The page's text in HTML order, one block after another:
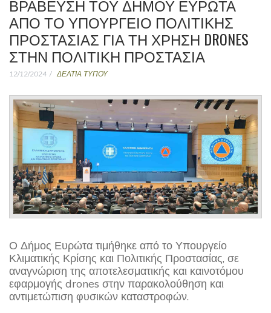
ΒΡΆΒΕΥΣΗ ΤΟΥ ΔΉΜΟΥ ΕΥΡΏΤΑ
ΑΠΌ ΤΟ ΥΠΟΥΡΓΕΊΟ ΠΟΛΙΤΙΚΉΣ
ΠΡΟΣΤΑΣΊΑΣ ΓΙΑ ΤΗ ΧΡΉΣΗ DRONES
ΣΤΗΝ ΠΟΛΙΤΙΚΉ ΠΡΟΣΤΑΣΊΑ
12/12/2024 ΔΕΛΤΙΑ ΤΥΠΟΥ
Ο Δήμος Ευρώτα τιμήθηκε από το Υπουργείο
Κλιματικής Κρίσης και Πολιτικής Προστασίας, σε
αναγνώριση της αποτελεσματικής και καινοτόμου
εφαρμογής drones στην παρακολούθηση και
αντιμετώπιση φυσικών καταστροφών.